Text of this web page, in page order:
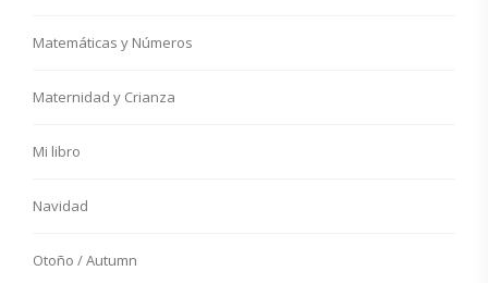
Matemáticas y Números
Maternidad y Crianza
Mi libro
Navidad
Otoño / Autumn